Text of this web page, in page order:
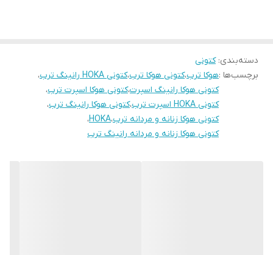
دسته‌بندی:کتونی
برچسب‌ها :هوکا ترب،کتونی هوکا ترب،کتونی HOKA رانینگ ترب
،
کتونی هوکا رانینگ اسپرت،کتونی هوکا اسپرت ترب،
کتونی HOKA اسپرت ترب
،کتونی هوکا رانینگ ترب،
کتونی هوکا زنانه و مردانه ترب،HOKA،
کتونی هوکا زنانه و مردانه رانینگ ترب